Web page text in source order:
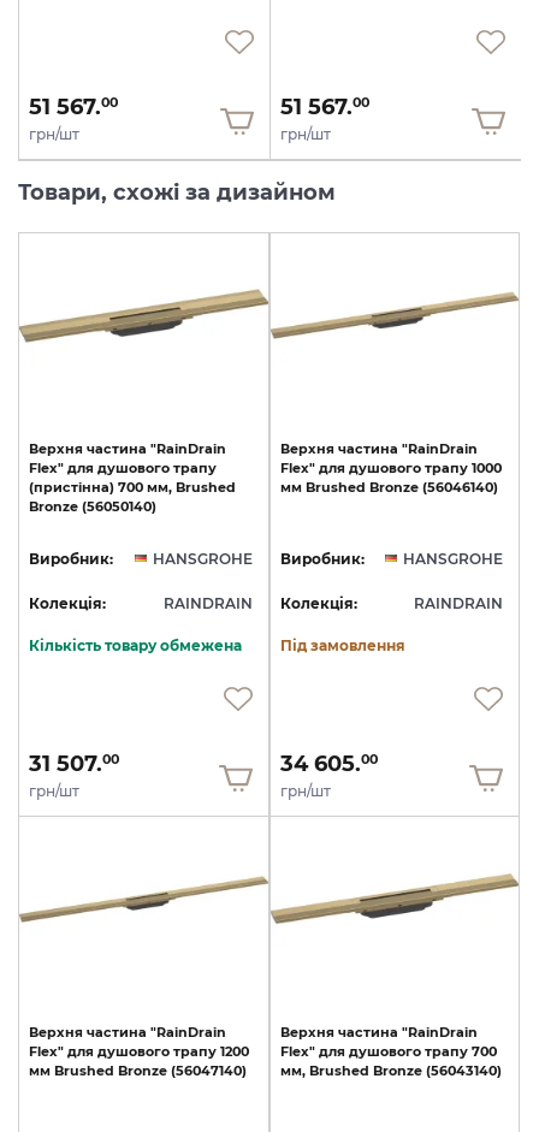
51 567.00
грн/шт
51 567.00
грн/шт
Товари, схожі за дизайном
Верхня частина "RainDrain
Flex" для душового трапу
(пристінна) 700 мм, Brushed
Bronze (56050140)
Виробник: HANSGROHE
Колекція: RAINDRAIN
Кількість товару обмежена
31 507.00
грн/шт
Верхня частина "RainDrain
Flex" для душового трапу 1000
мм Brushed Bronze (56046140)
Виробник: HANSGROHE
Колекція: RAINDRAIN
Під замовлення
34 605.00
грн/шт
Верхня частина "RainDrain
Flex" для душового трапу 1200
мм Brushed Bronze (56047140)
Верхня частина "RainDrain
Flex" для душового трапу 700
мм, Brushed Bronze (56043140)